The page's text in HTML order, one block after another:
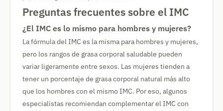
Preguntas frecuentes sobre el IMC
¿El IMC es lo mismo para hombres y mujeres?
La fórmula del IMC es la misma para hombres y mujeres,
pero los rangos de grasa corporal saludable pueden
variar ligeramente entre sexos. Las mujeres tienden a
tener un porcentaje de grasa corporal natural más alto
que los hombres con el mismo IMC. Por eso, algunos
especialistas recomiendan complementar el IMC con